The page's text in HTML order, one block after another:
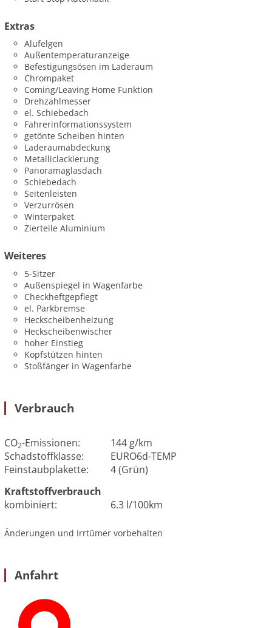
Extras
Alufelgen
Außentemperaturanzeige
Befestigungsösen im Laderaum
Chrompaket
Coming/Leaving Home Funktion
Drehzahlmesser
el. Schiebedach
Fahrerinformationssystem
getönte Scheiben hinten
Laderaumabdeckung
Metalliclackierung
Panoramaglasdach
Schiebedach
Seitenleisten
Verzurrösen
Winterpaket
Zierteile Aluminium
Weiteres
5-Sitzer
Außenspiegel in Wagenfarbe
Checkheftgepflegt
el. Parkbremse
Heckscheibenheizung
Heckscheibenwischer
hoher Einstieg
Kopfstützen hinten
Stoßfänger in Wagenfarbe
Verbrauch
CO2-Emissionen:
144 g/km
Schadstoffklasse:
EURO6d-TEMP
Feinstaubplakette:
4 (Grün)
Kraftstoffverbrauch
kombiniert:
6.3 l/100km
Änderungen und Irrtümer vorbehalten
Anfahrt